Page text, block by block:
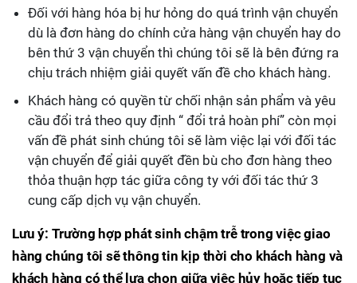
Đối với hàng hóa bị hư hỏng do quá trình vận chuyển
dù là đơn hàng do chính cửa hàng vận chuyển hay do
bên thứ 3 vận chuyển thì chúng tôi sẽ là bên đứng ra
chịu trách nhiệm giải quyết vấn đề cho khách hàng.
Khách hàng có quyền từ chối nhận sản phẩm và yêu
cầu đổi trả theo quy định “ đổi trả hoàn phí” còn mọi
vấn đề phát sinh chúng tôi sẽ làm việc lại với đối tác
vận chuyển để giải quyết đền bù cho đơn hàng theo
thỏa thuận hợp tác giữa công ty với đối tác thứ 3
cung cấp dịch vụ vận chuyển.
Lưu ý: Trường hợp phát sinh chậm trễ trong việc giao
hàng chúng tôi sẽ thông tin kịp thời cho khách hàng và
khách hàng có thể lựa chọn giữa việc hủy hoặc tiếp tục